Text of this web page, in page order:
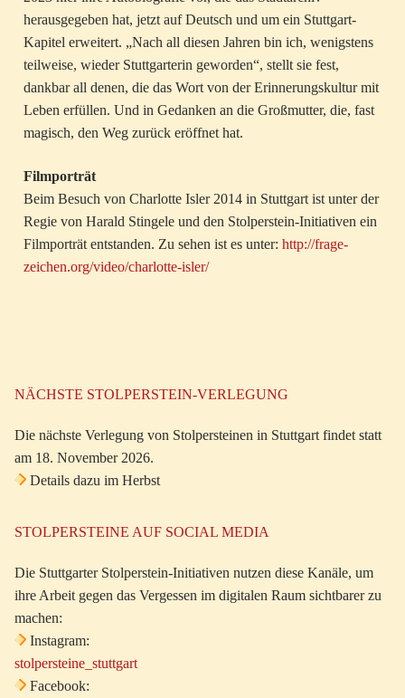
herausgegeben hat, jetzt auf Deutsch und um ein Stuttgart-
Kapitel erweitert. „Nach all diesen Jahren bin ich, wenigstens
teilweise, wieder Stuttgarterin geworden“, stellt sie fest,
dankbar all denen, die das Wort von der Erinnerungskultur mit
Leben erfüllen. Und in Gedanken an die Großmutter, die, fast
magisch, den Weg zurück eröffnet hat.
Filmporträt
Beim Besuch von Charlotte Isler 2014 in Stuttgart ist unter der
Regie von Harald Stingele und den Stolperstein-Initiativen ein
Filmporträt entstanden. Zu sehen ist es unter: http://frage-
zeichen.org/video/charlotte-isler/
NÄCHSTE STOLPERSTEIN-VERLEGUNG
Die nächste Verlegung von Stolpersteinen in Stuttgart findet statt
am 18. November 2026.
Details dazu im Herbst
STOLPERSTEINE AUF SOCIAL MEDIA
Die Stuttgarter Stolperstein-Initiativen nutzen diese Kanäle, um
ihre Arbeit gegen das Vergessen im digitalen Raum sichtbarer zu
machen:
Instagram:
stolpersteine_stuttgart
Facebook: